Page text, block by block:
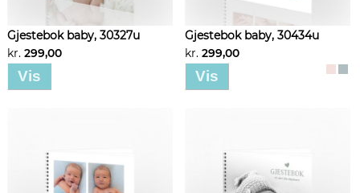
Gjestebok baby, 30327u
kr. 299,00
Vis
Gjestebok baby, 30434u
kr. 299,00
Vis